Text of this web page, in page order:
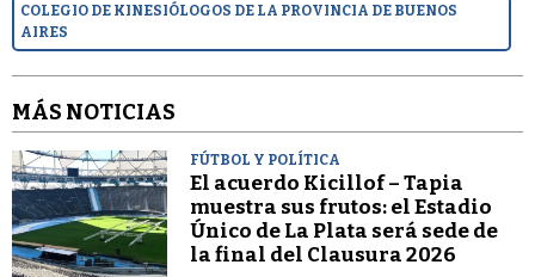
COLEGIO DE KINESIÓLOGOS DE LA PROVINCIA DE BUENOS
AIRES
MÁS NOTICIAS
FÚTBOL Y POLÍTICA
El acuerdo Kicillof – Tapia
muestra sus frutos: el Estadio
Único de La Plata será sede de
la final del Clausura 2026